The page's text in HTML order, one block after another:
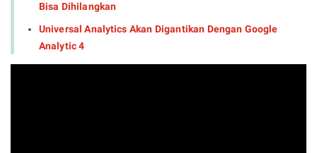
Bisa Dihilangkan
Universal Analytics Akan Digantikan Dengan Google
Analytic 4